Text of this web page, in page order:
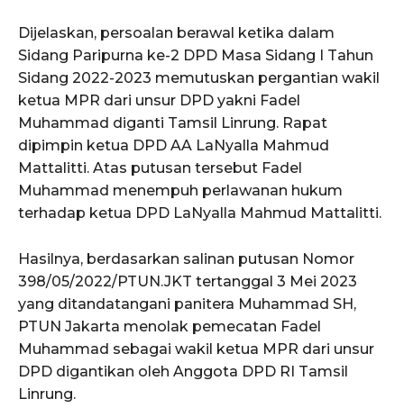
Dijelaskan, persoalan berawal ketika dalam
Sidang Paripurna ke-2 DPD Masa Sidang I Tahun
Sidang 2022-2023 memutuskan pergantian wakil
ketua MPR dari unsur DPD yakni Fadel
Muhammad diganti Tamsil Linrung. Rapat
dipimpin ketua DPD AA LaNyalla Mahmud
Mattalitti. Atas putusan tersebut Fadel
Muhammad menempuh perlawanan hukum
terhadap ketua DPD LaNyalla Mahmud Mattalitti.
Hasilnya, berdasarkan salinan putusan Nomor
398/05/2022/PTUN.JKT tertanggal 3 Mei 2023
yang ditandatangani panitera Muhammad SH,
PTUN Jakarta menolak pemecatan Fadel
Muhammad sebagai wakil ketua MPR dari unsur
DPD digantikan oleh Anggota DPD RI Tamsil
Linrung.